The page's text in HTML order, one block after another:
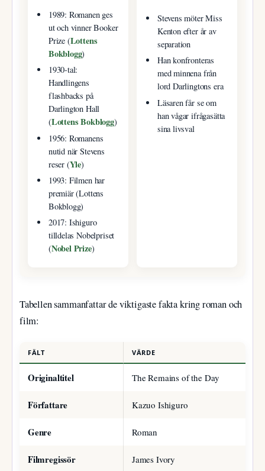
1989: Romanen ges
ut och vinner Booker
Prize (Lottens
Bokblogg)
1930-tal:
Handlingens
flashbacks på
Darlington Hall
(Lottens Bokblogg)
1956: Romanens
nutid när Stevens
reser (Yle)
1993: Filmen har
premiär (Lottens
Bokblogg)
2017: Ishiguro
tilldelas Nobelpriset
(Nobel Prize)
Stevens möter Miss
Kenton efter år av
separation
Han konfronteras
med minnena från
lord Darlingtons era
Läsaren får se om
han vågar ifrågasätta
sina livsval
Tabellen sammanfattar de viktigaste fakta kring roman och
film:
FÄLT VÄRDE
Originaltitel The Remains of the Day
Författare Kazuo Ishiguro
Genre Roman
Filmregissör James Ivory